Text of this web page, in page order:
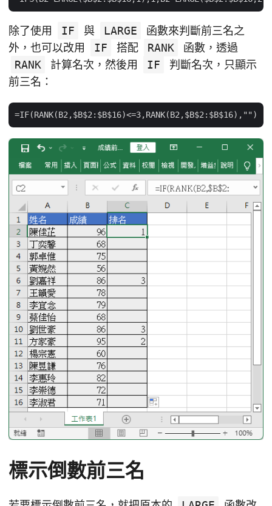
除了使用 IF 與 LARGE
函數來判斷前三名之
外，也可以改用
IF 搭配 RANK
函數，透過
RANK
計算名次，然後用 IF
判斷名次，只顯示
前三名：
標示倒數前三名